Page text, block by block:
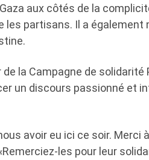
aux côtés de la
partisans. Il a également
la Campagne de solidarité
un discours passionné et
avoir eu ici ce soir. Merci
les pour leur